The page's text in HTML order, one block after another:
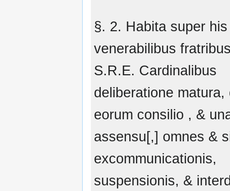
§. 2. Habita super
venerabilibus
S.R.E. Cardinalibus
deliberatione matura,
eorum consilio , &
assensu[,] omnes &
excommunicationis,
suspensionis, &